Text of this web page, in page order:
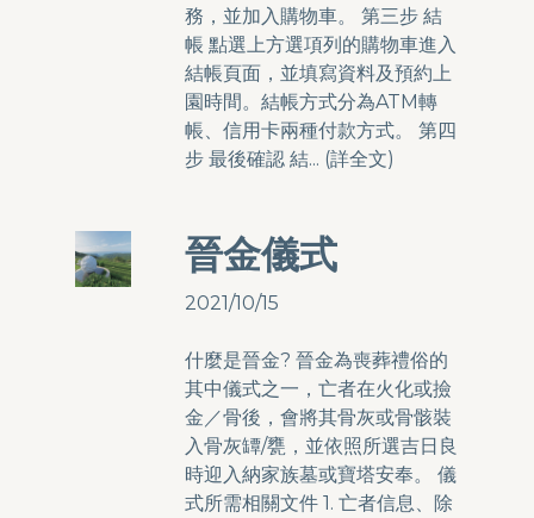
務，並加入購物車。 第三步 結
帳 點選上方選項列的購物車進入
結帳頁面，並填寫資料及預約上
園時間。結帳方式分為ATM轉
帳、信用卡兩種付款方式。 第四
步 最後確認 結... (詳全文)
晉金儀式
2021/10/15
什麼是晉金? 晉金為喪葬禮俗的
其中儀式之一，亡者在火化或撿
金／骨後，會將其骨灰或骨骸裝
入骨灰罈/甕，並依照所選吉日良
時迎入納家族墓或寶塔安奉。 儀
式所需相關文件 1. 亡者信息、除